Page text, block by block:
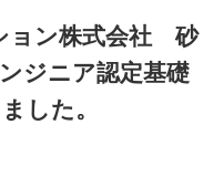
ョン株式会社 砂
ジニア認定基礎
した。